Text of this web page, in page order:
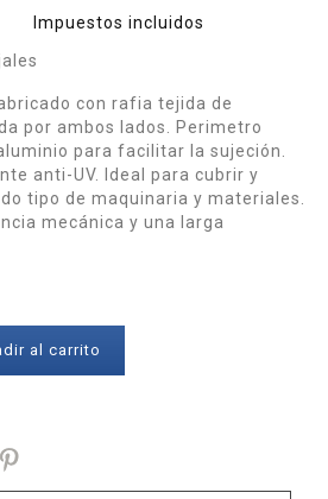
Impuestos incluidos
con rafia tejida de
por ambos lados. Perimetro
para facilitar la sujeción.
anti-UV. Ideal para cubrir y
tipo de maquinaria y materiales.
mecánica y una larga
al carrito